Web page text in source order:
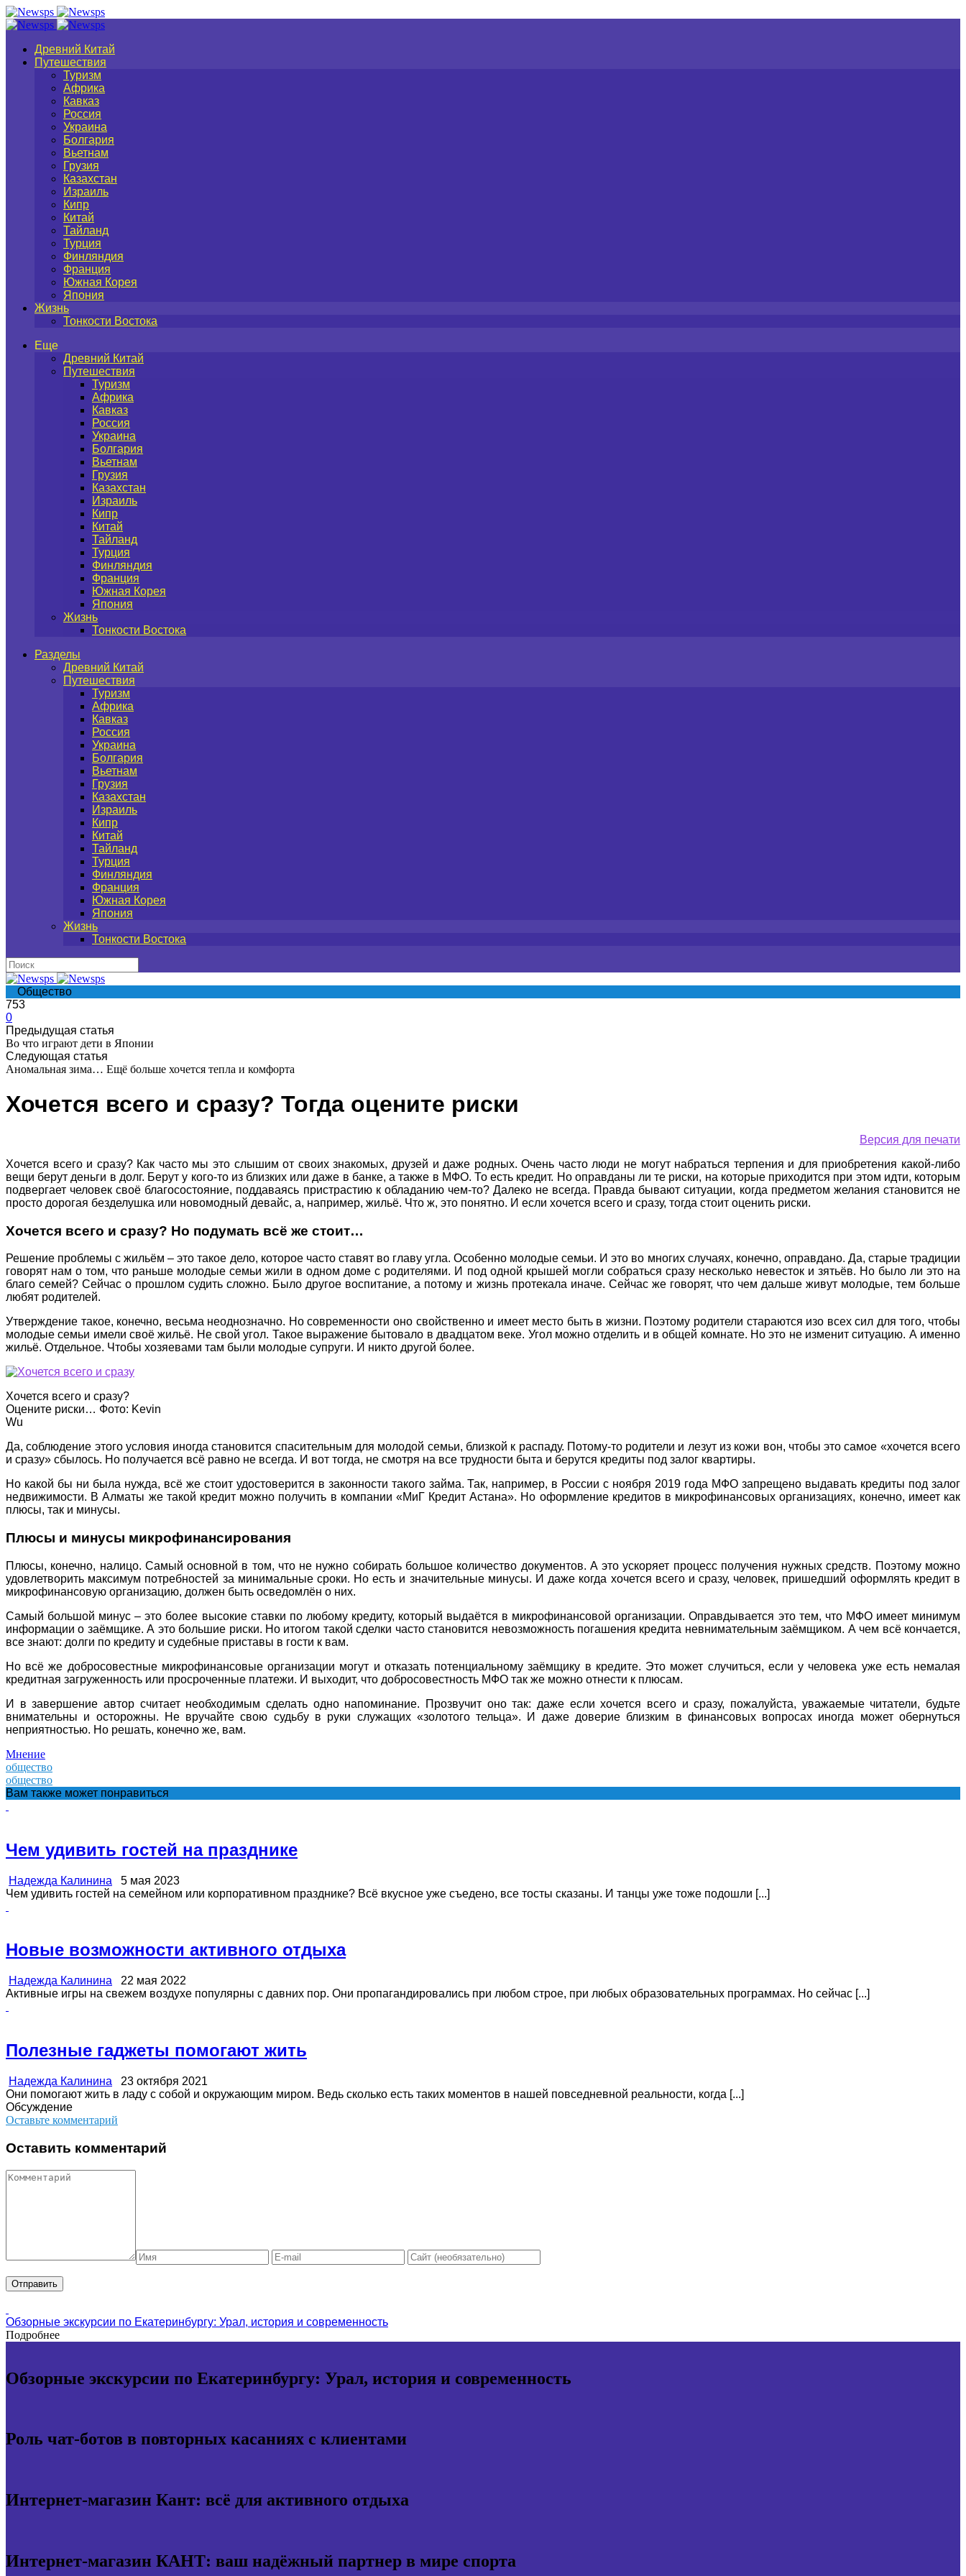
Древний Китай
Путешествия
Туризм
Африка
Кавказ
Россия
Украина
Болгария
Вьетнам
Грузия
Казахстан
Израиль
Кипр
Китай
Тайланд
Турция
Финляндия
Франция
Южная Корея
Япония
Жизнь
Тонкости Востока
Еще
Древний Китай
Путешествия
Туризм
Африка
Кавказ
Россия
Украина
Болгария
Вьетнам
Грузия
Казахстан
Израиль
Кипр
Китай
Тайланд
Турция
Финляндия
Франция
Южная Корея
Япония
Жизнь
Тонкости Востока
Разделы
Древний Китай
Путешествия
Туризм
Африка
Кавказ
Россия
Украина
Болгария
Вьетнам
Грузия
Казахстан
Израиль
Кипр
Китай
Тайланд
Турция
Финляндия
Франция
Южная Корея
Япония
Жизнь
Тонкости Востока
Общество
753
0
Предыдущая статья
Во что играют дети в Японии
Следующая статья
Аномальная зима… Ещё больше хочется тепла и комфорта
Хочется всего и сразу? Тогда оцените риски
Версия для печати
Хочется всего и сразу? Как часто мы это слышим от своих знакомых, друзей и даже родных. Очень часто люди не могут набраться терпения и для приобретения какой-либо
вещи берут деньги в долг. Берут у кого-то из близких или даже в банке, а также в МФО. То есть кредит. Но оправданы ли те риски, на которые приходится при этом идти, которым
подвергает человек своё благосостояние, поддаваясь пристрастию к обладанию чем-то? Далеко не всегда. Правда бывают ситуации, когда предметом желания становится не
просто дорогая безделушка или новомодный девайс, а, например, жильё. Что ж, это понятно. И если хочется всего и сразу, тогда стоит оценить риски.
Хочется всего и сразу? Но подумать всё же стоит…
Решение проблемы с жильём – это такое дело, которое часто ставят во главу угла. Особенно молодые семьи. И это во многих случаях, конечно, оправдано. Да, старые традиции
говорят нам о том, что раньше молодые семьи жили в одном доме с родителями. И под одной крышей могли собраться сразу несколько невесток и зятьёв. Но было ли это на
благо семей? Сейчас о прошлом судить сложно. Было другое воспитание, а потому и жизнь протекала иначе. Сейчас же говорят, что чем дальше живут молодые, тем больше
любят родителей.
Утверждение такое, конечно, весьма неоднозначно. Но современности оно свойственно и имеет место быть в жизни. Поэтому родители стараются изо всех сил для того, чтобы
молодые семьи имели своё жильё. Не свой угол. Такое выражение бытовало в двадцатом веке. Угол можно отделить и в общей комнате. Но это не изменит ситуацию. А именно
жильё. Отдельное. Чтобы хозяевами там были молодые супруги. И никто другой более.
Хочется всего и сразу?
Оцените риски… Фото: Kevin
Wu
Да, соблюдение этого условия иногда становится спасительным для молодой семьи, близкой к распаду. Потому-то родители и лезут из кожи вон, чтобы это самое «хочется всего
и сразу» сбылось. Но получается всё равно не всегда. И вот тогда, не смотря на все трудности быта и берутся кредиты под залог квартиры.
Но какой бы ни была нужда, всё же стоит удостоверится в законности такого займа. Так, например, в России с ноября 2019 года МФО запрещено выдавать кредиты под залог
недвижимости. В Алматы же такой кредит можно получить в компании «МиГ Кредит Астана». Но оформление кредитов в микрофинансовых организациях, конечно, имеет как
плюсы, так и минусы.
Плюсы и минусы микрофинансирования
Плюсы, конечно, налицо. Самый основной в том, что не нужно собирать большое количество документов. А это ускоряет процесс получения нужных средств. Поэтому можно
удовлетворить максимум потребностей за минимальные сроки. Но есть и значительные минусы. И даже когда хочется всего и сразу, человек, пришедший оформлять кредит в
микрофинансовую организацию, должен быть осведомлён о них.
Самый большой минус – это более высокие ставки по любому кредиту, который выдаётся в микрофинансовой организации. Оправдывается это тем, что МФО имеет минимум
информации о заёмщике. А это большие риски. Но итогом такой сделки часто становится невозможность погашения кредита невнимательным заёмщиком. А чем всё кончается,
все знают: долги по кредиту и судебные приставы в гости к вам.
Но всё же добросовестные микрофинансовые организации могут и отказать потенциальному заёмщику в кредите. Это может случиться, если у человека уже есть немалая
кредитная загруженность или просроченные платежи. И выходит, что добросовестность МФО так же можно отнести к плюсам.
И в завершение автор считает необходимым сделать одно напоминание. Прозвучит оно так: даже если хочется всего и сразу, пожалуйста, уважаемые читатели, будьте
внимательны и осторожны. Не вручайте свою судьбу в руки служащих «золотого тельца». И даже доверие близким в финансовых вопросах иногда может обернуться
неприятностью. Но решать, конечно же, вам.
Мнение
общество
общество
Вам также может понравиться
Чем удивить гостей на празднике
Надежда Калинина 5 мая 2023
Чем удивить гостей на семейном или корпоративном празднике? Всё вкусное уже съедено, все тосты сказаны. И танцы уже тоже подошли [...]
Новые возможности активного отдыха
Надежда Калинина 22 мая 2022
Активные игры на свежем воздухе популярны с давних пор. Они пропагандировались при любом строе, при любых образовательных программах. Но сейчас [...]
Полезные гаджеты помогают жить
Надежда Калинина 23 октября 2021
Они помогают жить в ладу с собой и окружающим миром. Ведь сколько есть таких моментов в нашей повседневной реальности, когда [...]
Обсуждение
Оставьте комментарий
Оставить комментарий
Обзорные экскурсии по Екатеринбургу: Урал, история и современность
Подробнее
Обзорные экскурсии по Екатеринбургу: Урал, история и современность
Роль чат-ботов в повторных касаниях с клиентами
Интернет-магазин Кант: всё для активного отдыха
Интернет-магазин КАНТ: ваш надёжный партнер в мире спорта